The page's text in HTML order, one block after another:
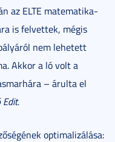
az ELTE matematika-
is felvettek, mégis
nem lehetett
Akkor a ló volt a
– árulta el
Edit.
optimalizálása: